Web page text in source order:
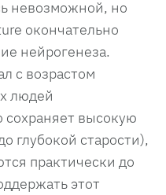
невозможной, но
окончательно
нейрогенеза.
с возрастом
людей
сохраняет высокую
глубокой старости),
практически до
этот